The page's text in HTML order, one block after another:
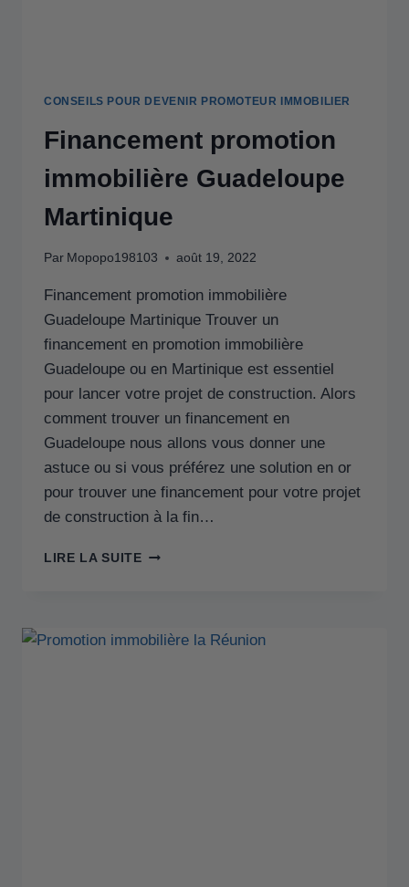
CONSEILS POUR DEVENIR PROMOTEUR IMMOBILIER
Financement promotion
immobilière Guadeloupe
Martinique
Par Mopopo198103 août 19, 2022
Financement promotion immobilière
Guadeloupe Martinique Trouver un
financement en promotion immobilière
Guadeloupe ou en Martinique est essentiel
pour lancer votre projet de construction. Alors
comment trouver un financement en
Guadeloupe nous allons vous donner une
astuce ou si vous préférez une solution en or
pour trouver une financement pour votre projet
de construction à la fin…
LIRE LA SUITE